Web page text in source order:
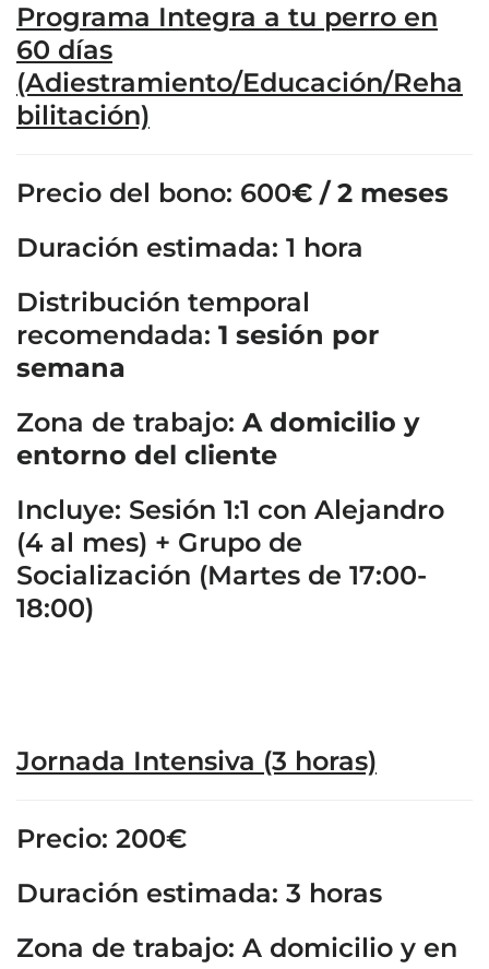
Programa Integra a tu perro en
60 días
(Adiestramiento/Educación/Reha
bilitación)
Precio del bono: 600€ / 2 meses
Duración estimada: 1 hora
Distribución temporal
recomendada: 1 sesión por
semana
Zona de trabajo: A domicilio y
entorno del cliente
Incluye: Sesión 1:1 con Alejandro
(4 al mes) + Grupo de
Socialización (Martes de 17:00-
18:00)
Jornada Intensiva (3 horas)
Precio: 200€
Duración estimada: 3 horas
Zona de trabajo: A domicilio y en